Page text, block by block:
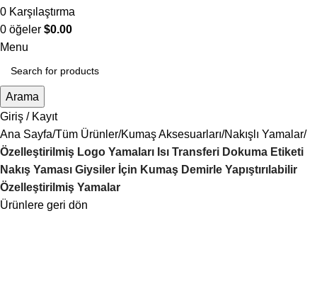
0 Karşılaştırma
0 öğeler $0.00
Menu
Arama
Giriş / Kayıt
Ana Sayfa Tüm Ürünler Kumaş Aksesuarları Nakışlı Yamalar
Özelleştirilmiş Logo Yamaları Isı Transferi Dokuma Etiketi
Nakış Yaması Giysiler İçin Kumaş Demirle Yapıştırılabilir
Özelleştirilmiş Yamalar
Ürünlere geri dön